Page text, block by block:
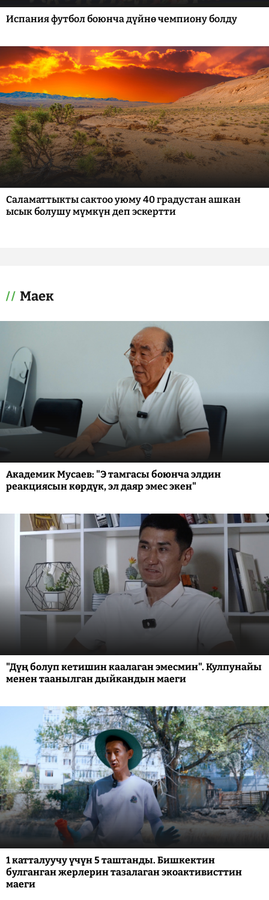
Испания футбол боюнча дүйнө чемпиону болду
Саламаттыкты сактоо уюму 40 градустан ашкан
ысык болушу мүмкүн деп эскертти
Маек
Академик Мусаев: "Э тамгасы боюнча элдин
реакциясын көрдүк, эл даяр эмес экен"
"Дүң болуп кетишин каалаган эмесмин". Кулпунайы
менен таанылган дыйкандын маеги
1 катталуучу үчүн 5 таштанды. Бишкектин
булганган жерлерин тазалаган экоактивисттин
маеги